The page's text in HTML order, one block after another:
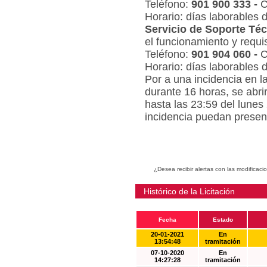
Teléfono: 901 900 333 -
Horario: días laborables
Servicio de Soporte
el funcionamiento y
Teléfono: 901 904 060 -
Horario: días laborables
Por a una incidencia en
durante 16 horas, se
hasta las 23:59 del
incidencia puedan
¿Desea recibir alertas con las
Histórico de la Licitación
Fecha Estado
20-01-2021
13:54:48
En
tramitación
07-10-2020
14:27:28
En
tramitación